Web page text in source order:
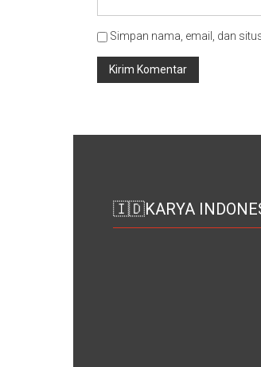
Simpan nama, email, dan
🇮🇩KARYA